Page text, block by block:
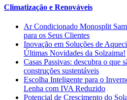
Climatização e Renováveis
Ar Condicionado Monosplit
para os Seus Clientes
Inovação em Soluções de
Últimas Novidades da Solzaima!
Casas Passivas: descubra o que
construções sustentáveis
Escolha Inteligente para o
Lenha com IVA Reduzido
Potencial de Crescimento do